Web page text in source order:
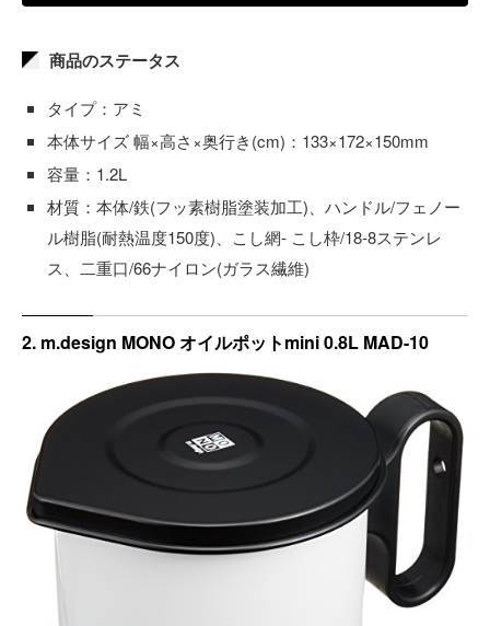
商品のステータス
タイプ：アミ
本体サイズ 幅×高さ×奥行き(cm)：133×172×150mm
容量：1.2L
材質：本体/鉄(フッ素樹脂塗装加工)、ハンドル/フェノー
ル樹脂(耐熱温度150度)、こし網- こし枠/18-8ステンレ
ス、二重口/66ナイロン(ガラス繊維)
2. m.design MONO オイルポットmini 0.8L MAD-10